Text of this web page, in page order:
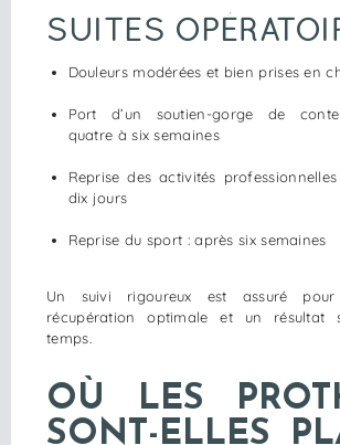
SUITES
Douleurs modérées et bien prises en
Port d’un soutien-gorge de
quatre à six semaines
Reprise des activités
dix jours
Reprise du sport : après six semaines
Un suivi rigoureux est assuré
récupération optimale et un résultat
temps.
OÙ LES
SONT-ELLES